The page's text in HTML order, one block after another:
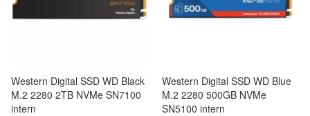
Western Digital SSD WD Black
M.2 2280 2TB NVMe SN7100
intern
Western Digital SSD WD Blue
M.2 2280 500GB NVMe
SN5100 intern